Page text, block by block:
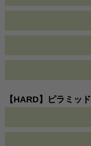
【HARD】ピラミッド